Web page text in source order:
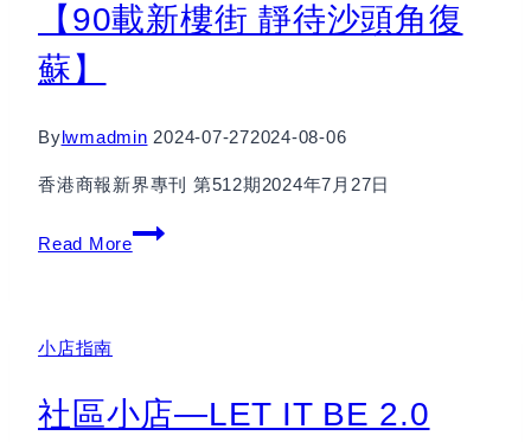
更
處
和
【90載新樓街 靜待沙頭角復
蘇】
Bylwmadmin 2024-07-272024-08-06
香港商報新界專刊 第512期2024年7月27日
Read More
【90
待
小店指南
社區小店—LET IT BE 2.0